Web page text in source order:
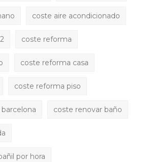
coste aire acondicionado
coste reforma
coste reforma casa
coste reforma piso
coste renovar baño
por hora